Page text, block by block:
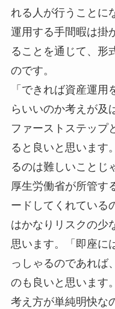
れる人が行うことに
運用する手間暇は掛
ることを通じて、形
のです。
「できれば資産運
らいいのか考えが及
ファーストステップ
ると良いと思います
るのは難しいことじ
厚生労働省が所管す
ードしてくれている
はかなりリスクの少
思います。「即座に
っしゃるのであれば
のも良いと思います。
考え方が単純明快な